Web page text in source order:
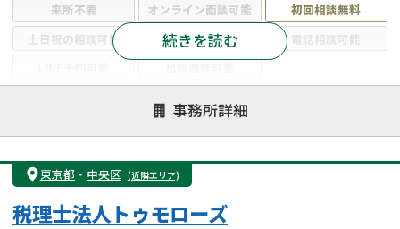
来所不要 オンライン面談可能
初回相談無料
土日祝の相談可能
19時以降電話可能
電話相談可能
遺言書作成・遺言執行
相続放棄
相続登記
遺産分割
遺留分侵害額請求
相続税申告
相続手続き
銀行手続き
成年後見・任意後見
贈与税
続きを読む
事務所詳細
東京都 ・ 中央区 (近隣エリア)
税理士法人トゥモローズ